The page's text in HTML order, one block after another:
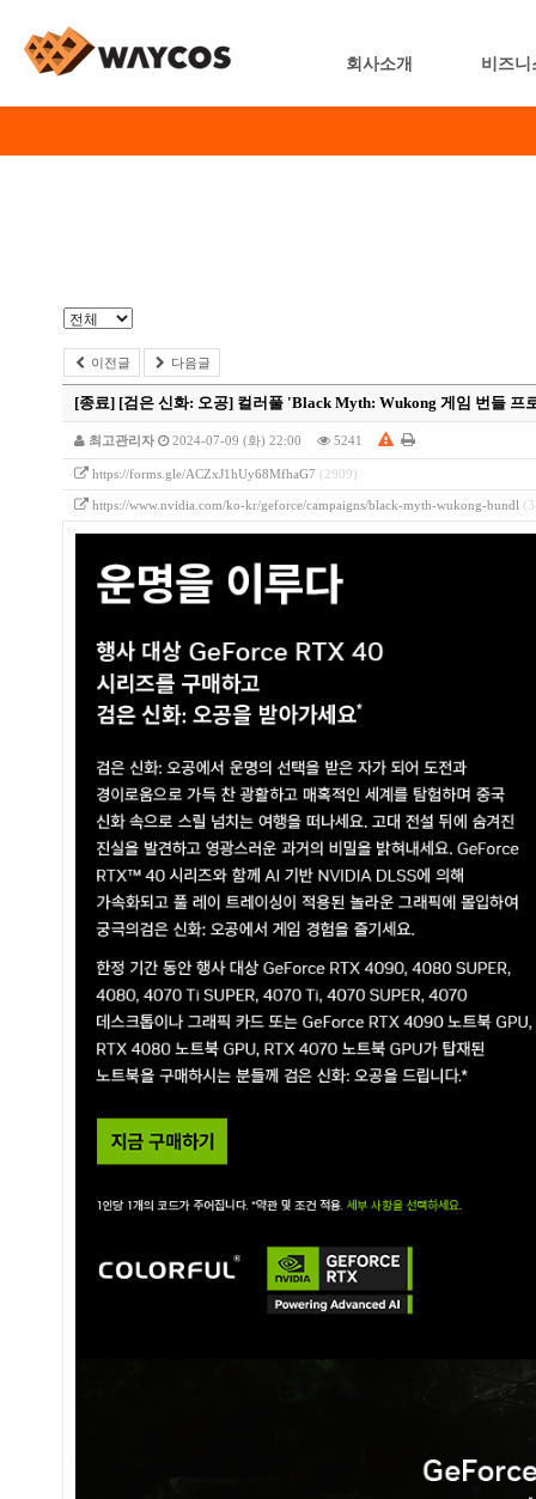
회사소개 비즈니
이전글 다음글
[종료] [검은 신화: 오공] 컬러풀 'Black Myth: Wukong 게임 번들 프
최고관리자 2024-07-09 (화) 22:00 5241
https://forms.gle/ACZxJ1hUy68MfhaG7 (2909)
https://www.nvidia.com/ko-kr/geforce/campaigns/black-myth-wukong-bundl